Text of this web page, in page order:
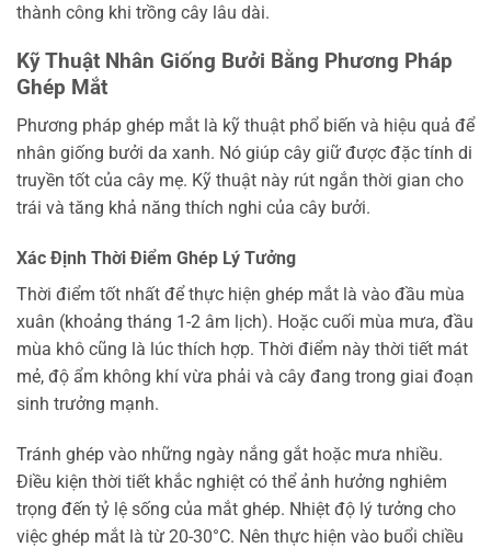
thành công khi trồng cây lâu dài.
Kỹ Thuật Nhân Giống Bưởi Bằng Phương Pháp
Ghép Mắt
Phương pháp ghép mắt là kỹ thuật phổ biến và hiệu quả để
nhân giống bưởi da xanh. Nó giúp cây giữ được đặc tính di
truyền tốt của cây mẹ. Kỹ thuật này rút ngắn thời gian cho
trái và tăng khả năng thích nghi của cây bưởi.
Xác Định Thời Điểm Ghép Lý Tưởng
Thời điểm tốt nhất để thực hiện ghép mắt là vào đầu mùa
xuân (khoảng tháng 1-2 âm lịch). Hoặc cuối mùa mưa, đầu
mùa khô cũng là lúc thích hợp. Thời điểm này thời tiết mát
mẻ, độ ẩm không khí vừa phải và cây đang trong giai đoạn
sinh trưởng mạnh.
Tránh ghép vào những ngày nắng gắt hoặc mưa nhiều.
Điều kiện thời tiết khắc nghiệt có thể ảnh hưởng nghiêm
trọng đến tỷ lệ sống của mắt ghép. Nhiệt độ lý tưởng cho
việc ghép mắt là từ 20-30°C. Nên thực hiện vào buổi chiều